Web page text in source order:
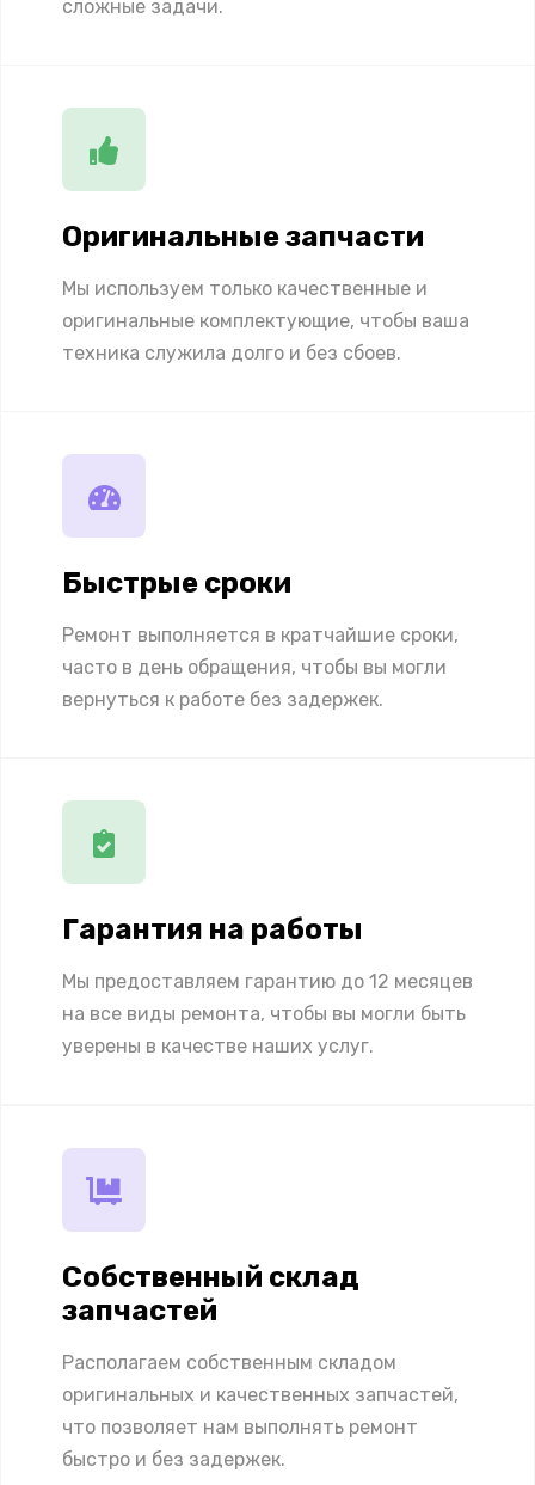
сложные задачи.
Оригинальные запчасти
Мы используем только качественные и
оригинальные комплектующие, чтобы ваша
техника служила долго и без сбоев.
Быстрые сроки
Ремонт выполняется в кратчайшие сроки,
часто в день обращения, чтобы вы могли
вернуться к работе без задержек.
Гарантия на работы
Мы предоставляем гарантию до 12 месяцев
на все виды ремонта, чтобы вы могли быть
уверены в качестве наших услуг.
Собственный склад
запчастей
Располагаем собственным складом
оригинальных и качественных запчастей,
что позволяет нам выполнять ремонт
быстро и без задержек.